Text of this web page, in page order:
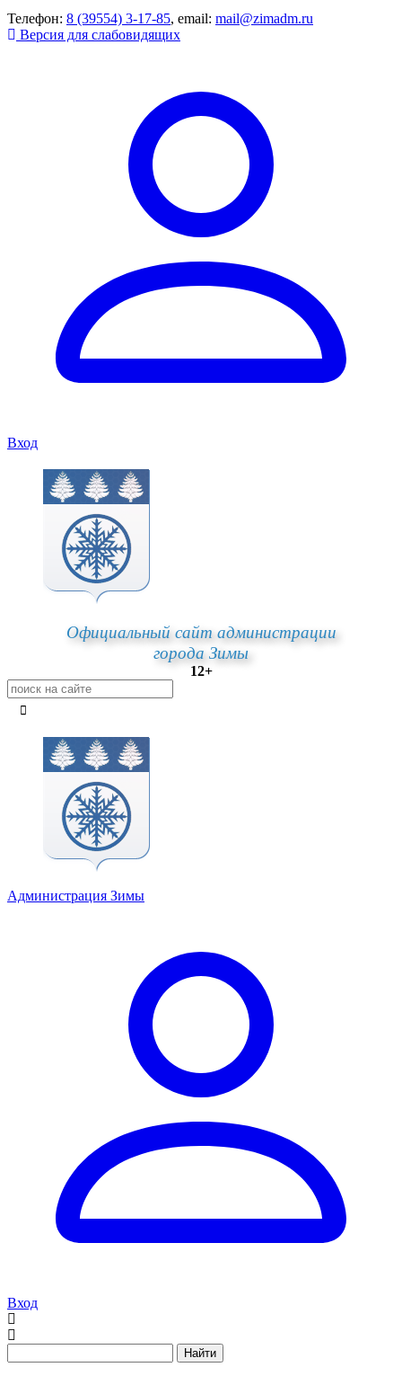
Телефон: 8 (39554) 3-17-85, email: mail@zimadm.ru
Версия для слабовидящих
Вход
Официальный сайт администрации
города Зимы
12+
Администрация Зимы
Вход
Найти